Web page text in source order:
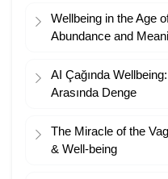
Wellbeing in the Age
Abundance and
AI Çağında
Arasında Denge
The Miracle of the
& Well-being